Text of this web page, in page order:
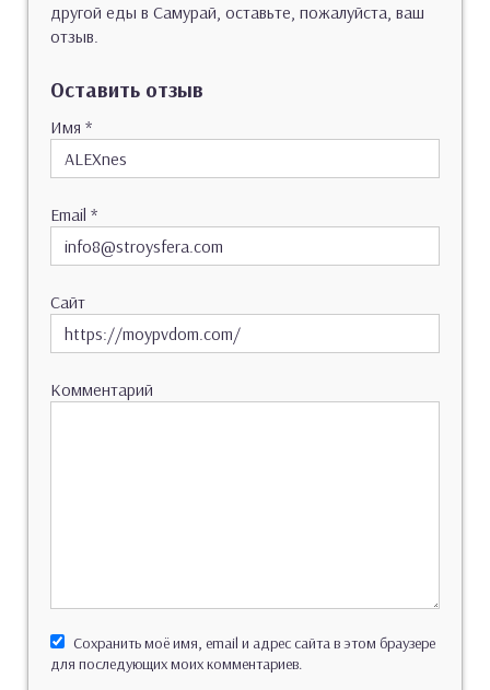
другой еды в Самурай, оставьте, пожалуйста, ваш
отзыв.
Оставить отзыв
Имя *
Email *
Сайт
Комментарий
Сохранить моё имя, email и адрес сайта в этом браузере
для последующих моих комментариев.